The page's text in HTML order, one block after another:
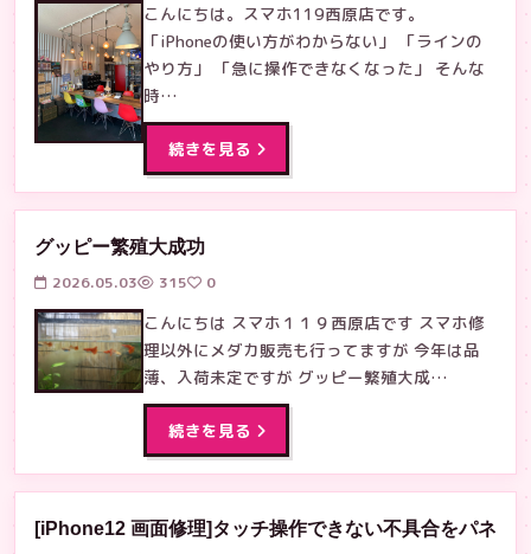
こんにちは。スマホ119西原店です。
「iPhoneの使い方がわからない」 「ラインの
やり方」 「急に操作できなくなった」 そんな
時…
続きを見る
グッピー繁殖大成功
2026.05.03
315 0
こんにちは スマホ１１９西原店です スマホ修
理以外にメダカ販売も行ってますが 今年は品
薄、入荷未定ですが グッピー繁殖大成…
続きを見る
[iPhone12 画面修理]タッチ操作できない不具合をパネ